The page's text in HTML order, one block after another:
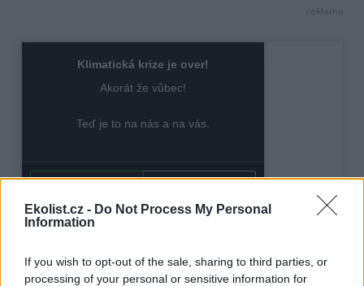
Ekolist.cz - Do Not Process My Personal
Information
If you wish to opt-out of the sale, sharing to third parties, or
processing of your personal or sensitive information for
reklama